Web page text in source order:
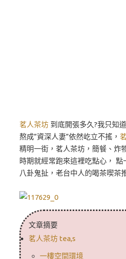
茗人茶坊 到底開張多久?我只知
熬成”資深人妻”依然屹立不搖，
精明一街，茗人茶坊，簡餐、炸
時期就經常跑來這裡吃點心，
八卦鬼扯，老台中人的喝茶喫茶
文章摘要
茗人茶坊 tea,s
一樓空間環境